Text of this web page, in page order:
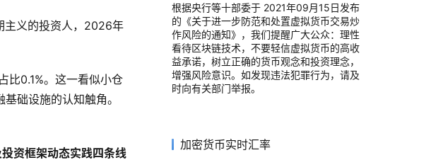
主义的投资人，2026年
比0.1%。这一看似小仓
础设施的认知触角。
资框架动态实践四条线
根据央行等十部委于 2021年09月15日发布
的《关于进一步防范和处置虚拟货币交易炒
作风险的通知》，我们提醒广大公众：理性
看待区块链技术，不要轻信虚拟货币的高收
益承诺，树立正确的货币观念和投资理念，
增强风险意识。如发现违法犯罪行为，请及
时向有关部门举报。
加密货币实时汇率